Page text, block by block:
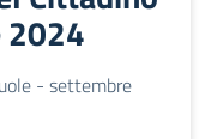
2024
- settembre